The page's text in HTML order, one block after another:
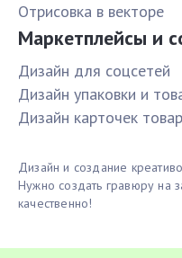
Отрисовка в векторе
Маркетплейсы и
Дизайн для соцсетей
Дизайн упаковки и
Дизайн карточек
Дизайн и создание
Нужно создать гравюру на
качественно!